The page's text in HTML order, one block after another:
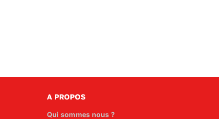
A PROPOS
Qui sommes nous ?